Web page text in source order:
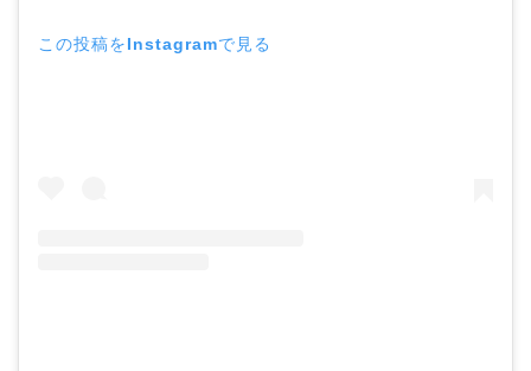
この投稿をInstagramで見る